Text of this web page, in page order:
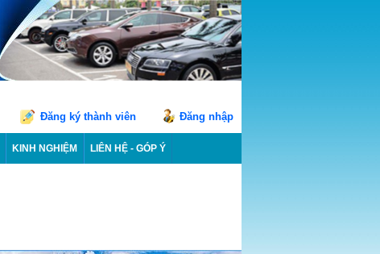
Đăng ký thành viên Đăng nhập
KINH NGHIỆM LIÊN HỆ - GÓP Ý